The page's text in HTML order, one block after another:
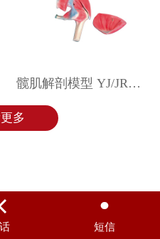
髋肌解剖模型 YJ/JR029
多

短信